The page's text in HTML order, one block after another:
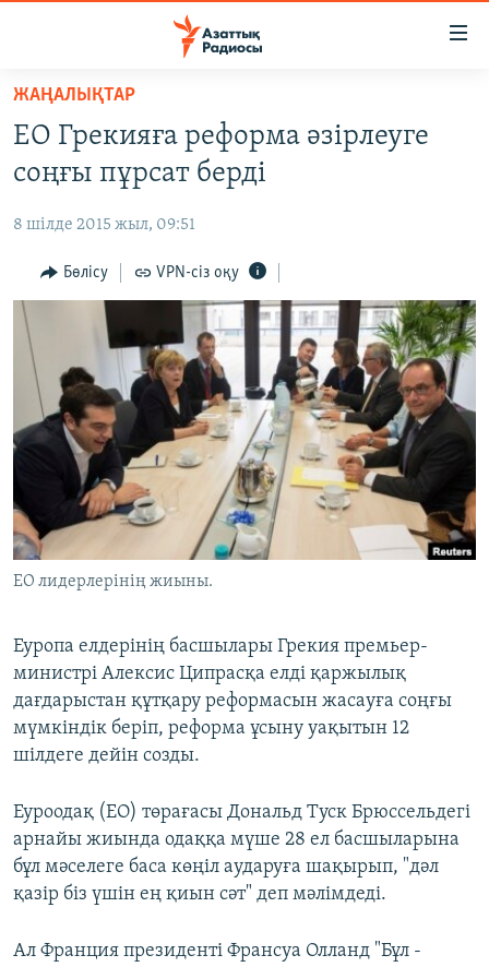
Skip
main
content
to
Navigation
Skip
Search
САЯСАТ
ҚАҢТАР ОҚИҒАСЫ
АДАМ ҚҰҚЫҚТАРЫ
ӘЛЕУМЕТ
ӘЛЕМ
АРНАЙЫ ЖОБАЛАР
Русский
ЖАЗЫЛЫҢЫЗ
ЖАҢАЛЫҚТАР
ЕО Грекияға реформа әзірлеуге
соңғы пұрсат берді
8 шілде 2015 жыл, 09:51
Бөлісу VPN-сіз оқу
ЕО лидерлерінің жиыны.
Еуропа елдерінің басшылары Грекия премьер-
министрі Алексис Ципрасқа елді қаржылық
дағдарыстан құтқару реформасын жасауға соңғы
мүмкіндік беріп, реформа ұсыну уақытын 12
шілдеге дейін созды.
Еуроодақ (ЕО) төрағасы Дональд Туск Брюссельдегі
арнайы жиында одаққа мүше 28 ел басшыларына
бұл мәселеге баса көңіл аударуға шақырып, "дәл
қазір біз үшін ең қиын сәт" деп мәлімдеді.
Ал Франция президенті Франсуа Олланд "Бұл -